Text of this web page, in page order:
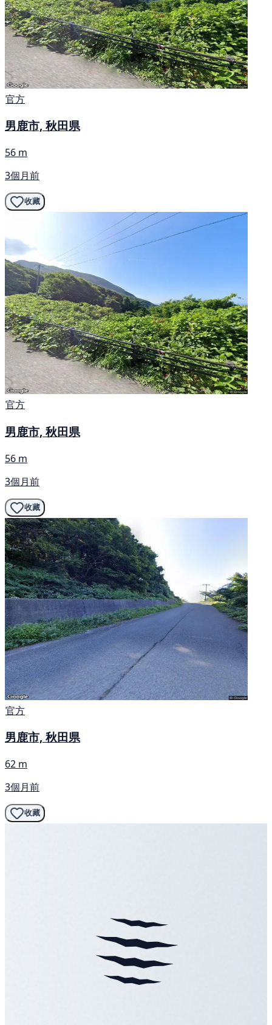
官方
男鹿市, 秋田県
56 m
3個月前
收藏
官方
男鹿市, 秋田県
56 m
3個月前
收藏
官方
男鹿市, 秋田県
62 m
3個月前
收藏